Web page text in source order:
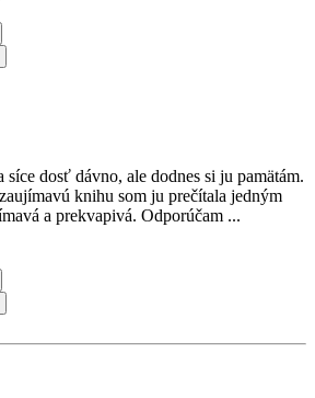
dosť dávno, ale dodnes si ju pamätám.
knihu som ju prečítala jedným
a prekvapivá. Odporúčam ...